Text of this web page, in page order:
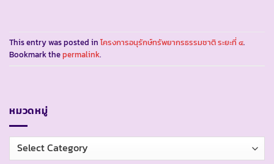
This entry was posted in โครงการอนุรักษ์ทรัพยากรธรรมชาติ ระยะที่ ๔.
Bookmark thepermalink.
หมวดหมู่
หมวด
หมู่